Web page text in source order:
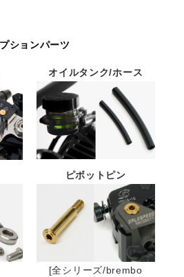
ションパーツ
オイルタンク/ホース
ピボットピン
[全シリーズ/brembo